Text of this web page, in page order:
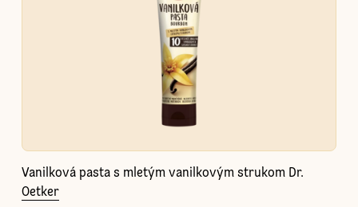
Vanilková pasta s mletým vanilkovým strukom Dr.
Oetker